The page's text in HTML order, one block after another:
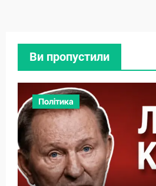
Ви пропустили
Політика